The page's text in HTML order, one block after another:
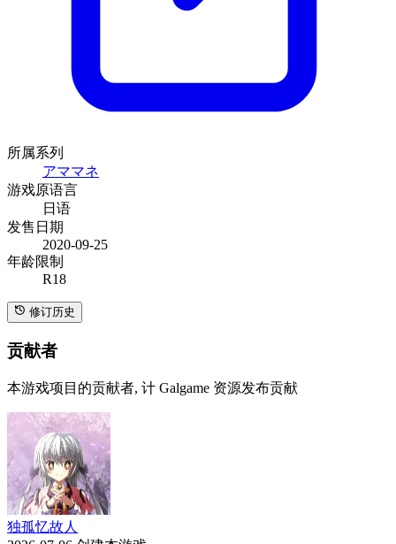
所属系列
アママネ
游戏原语言
日语
发售日期
2020-09-25
年龄限制
R18
修订历史
贡献者
本游戏项目的贡献者, 计 Galgame 资源发布贡献
独孤忆故人